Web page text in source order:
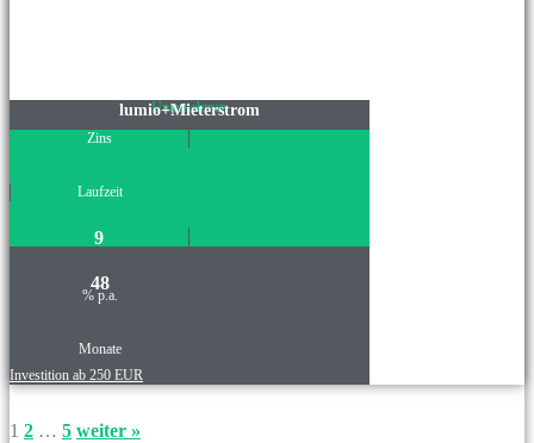
Unternehmen
lumio+Mieterstrom
Zins
Laufzeit
9
48
% p.a.
Monate
Investition ab 250 EUR
1 2 … 5 weiter »